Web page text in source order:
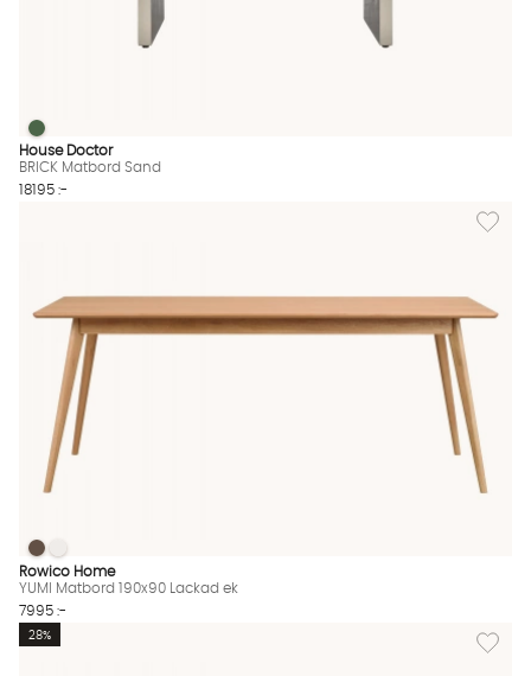
BRICK Matbord Sand Finns även i dessa färger:
BRICK Matbord Sand
House Doctor
BRICK Matbord Sand
18195 :-
Lägg
YUMI Matbord 190x90 Lackad ek Finns även i dessa färger:
YUMI Matbord 190x90 Lackad ek
YUMI Matbord 190x90 Lackad ek
Rowico Home
YUMI Matbord 190x90 Lackad ek
7995 :-
Lägg
28%